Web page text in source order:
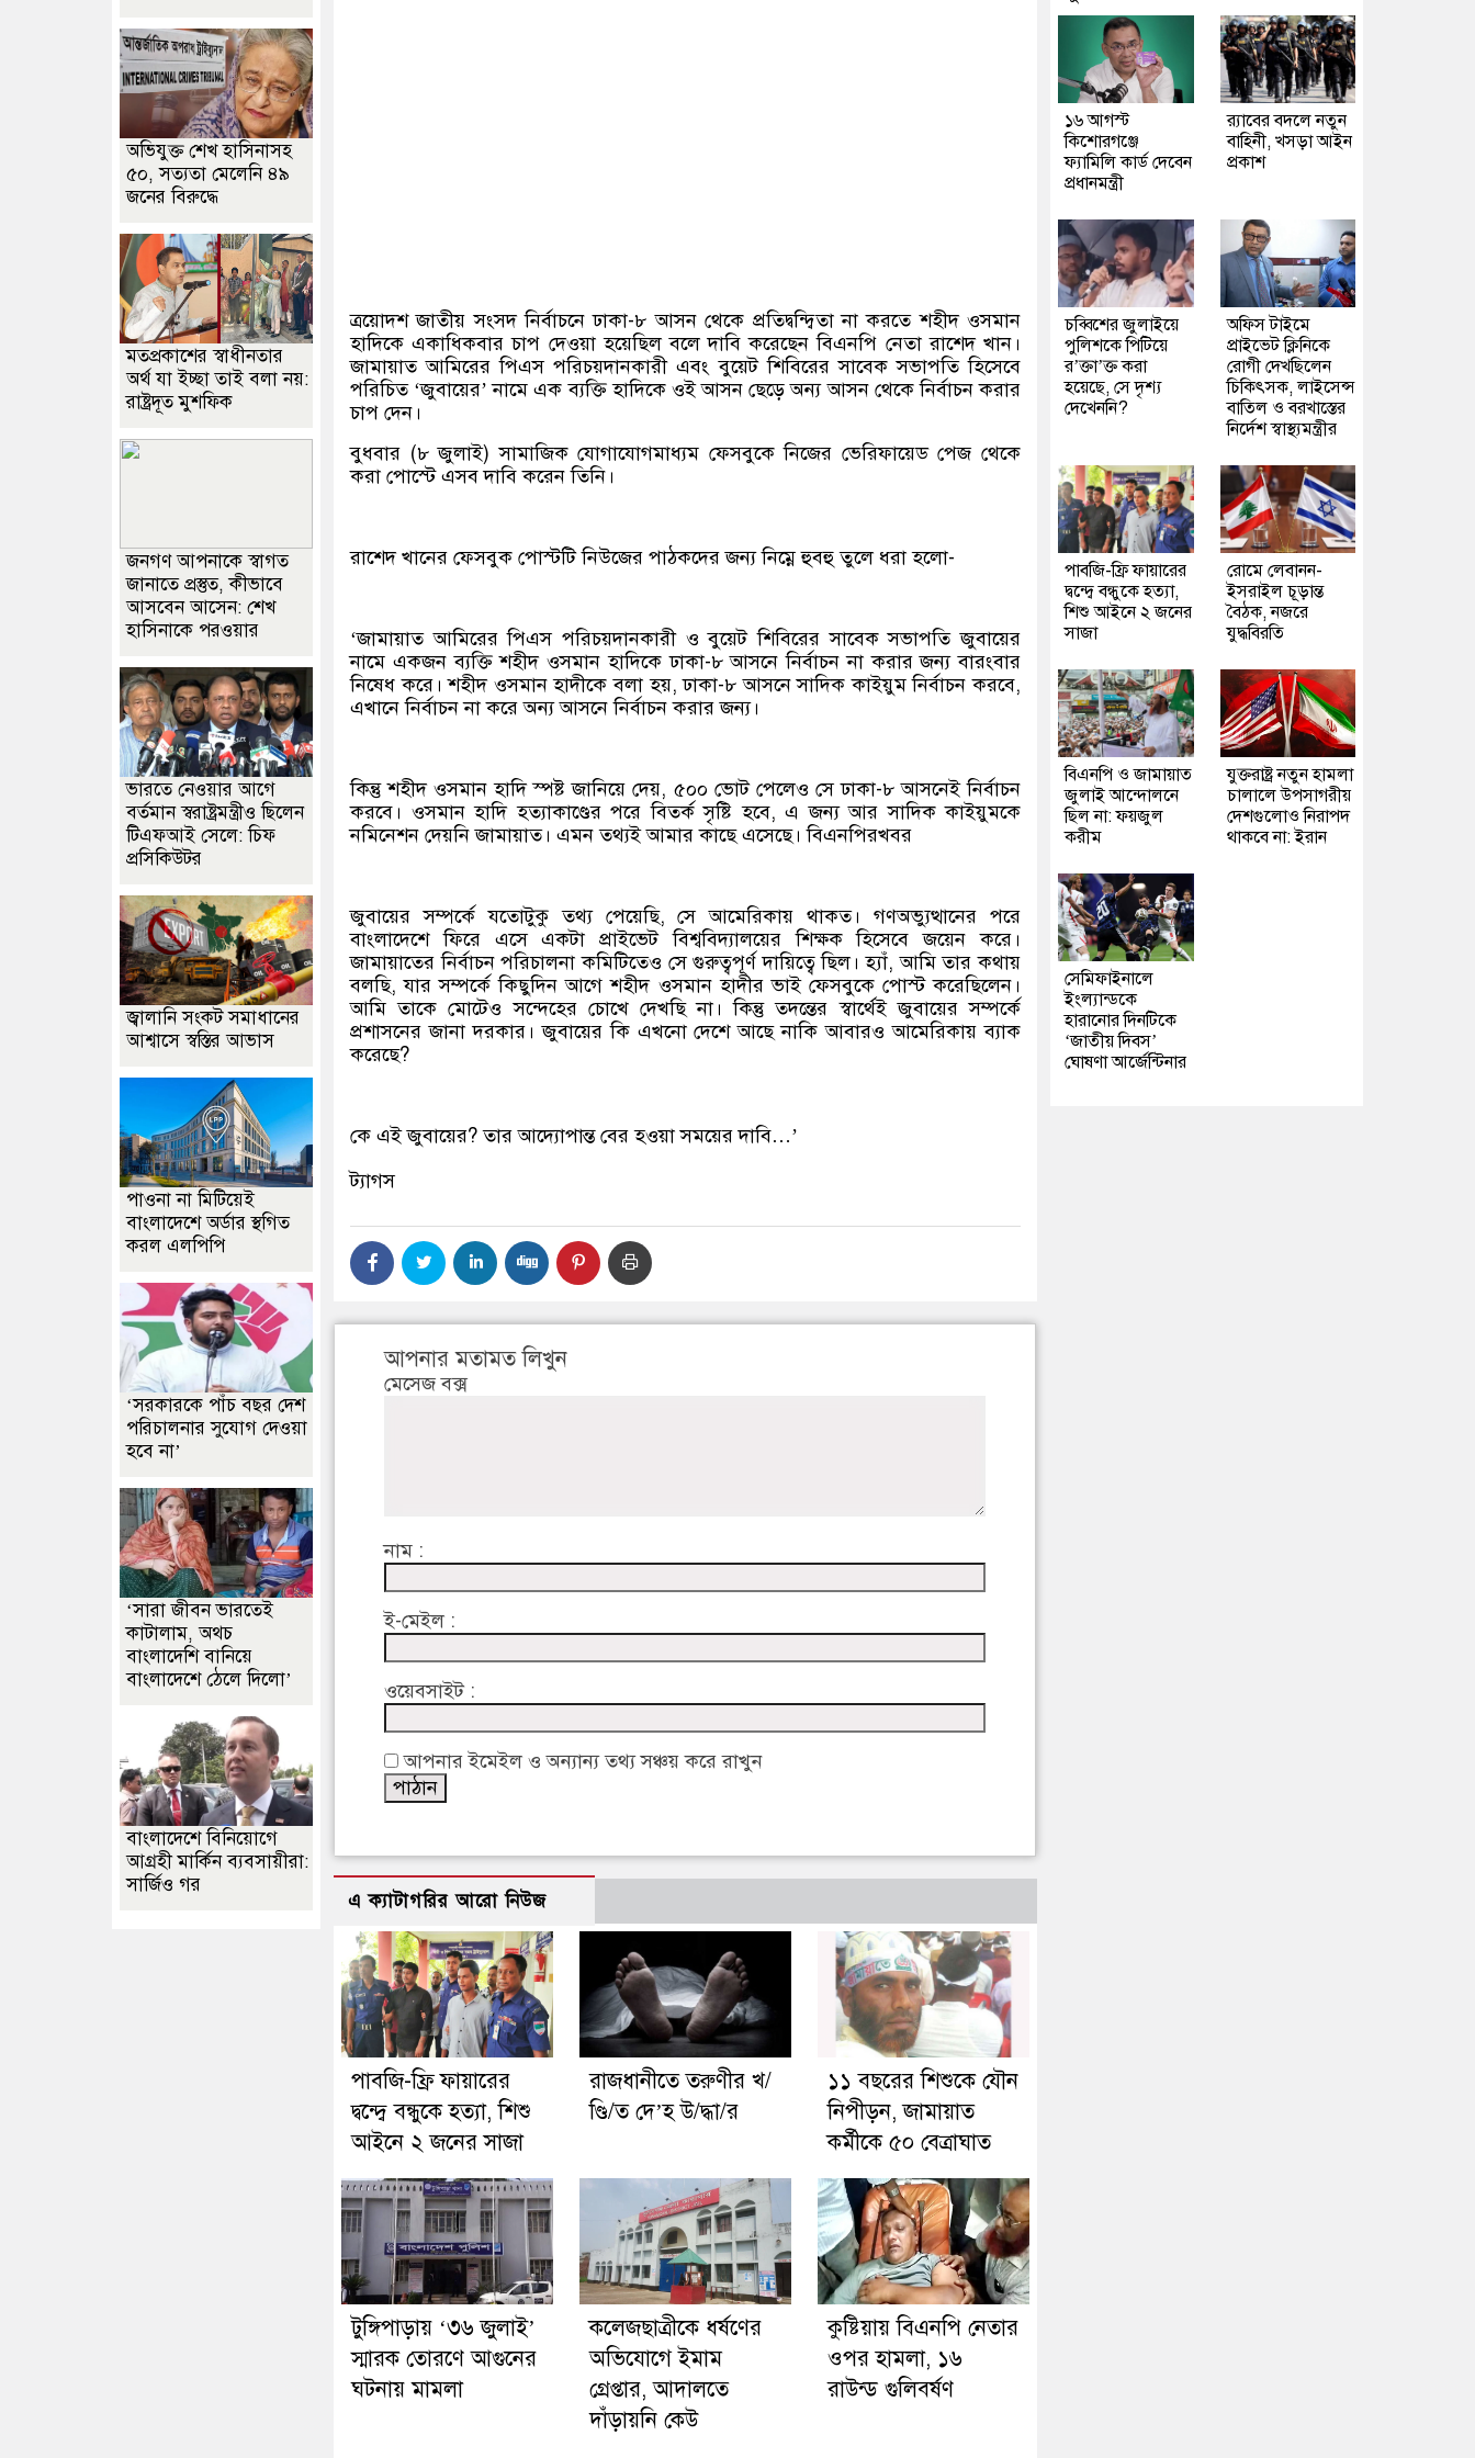
ত্রয়োদশ জাতীয় সংসদ নির্বাচনে ঢাকা-৮ আসন থেকে প্রতিদ্বন্দ্বিতা না করতে শহীদ ওসমান
হাদিকে একাধিকবার চাপ দেওয়া হয়েছিল বলে দাবি করেছেন বিএনপি নেতা রাশেদ খান।
জামায়াত আমিরের পিএস পরিচয়দানকারী এবং বুয়েট শিবিরের সাবেক সভাপতি হিসেবে
পরিচিত ‘জুবায়ের’ নামে এক ব্যক্তি হাদিকে ওই আসন ছেড়ে অন্য আসন থেকে নির্বাচন করার
চাপ দেন।
বুধবার (৮ জুলাই) সামাজিক যোগাযোগমাধ্যম ফেসবুকে নিজের ভেরিফায়েড পেজ থেকে
করা পোস্টে এসব দাবি করেন তিনি।
রাশেদ খানের ফেসবুক পোস্টটি নিউজের পাঠকদের জন্য নিম্নে হুবহু তুলে ধরা হলো-
‘জামায়াত আমিরের পিএস পরিচয়দানকারী ও বুয়েট শিবিরের সাবেক সভাপতি জুবায়ের
নামে একজন ব্যক্তি শহীদ ওসমান হাদিকে ঢাকা-৮ আসনে নির্বাচন না করার জন্য বারংবার
নিষেধ করে। শহীদ ওসমান হাদীকে বলা হয়, ঢাকা-৮ আসনে সাদিক কাইয়ুম নির্বাচন করবে,
এখানে নির্বাচন না করে অন্য আসনে নির্বাচন করার জন্য।
কিন্তু শহীদ ওসমান হাদি স্পষ্ট জানিয়ে দেয়, ৫০০ ভোট পেলেও সে ঢাকা-৮ আসনেই নির্বাচন
করবে। ওসমান হাদি হত্যাকাণ্ডের পরে বিতর্ক সৃষ্টি হবে, এ জন্য আর সাদিক কাইয়ুমকে
নমিনেশন দেয়নি জামায়াত। এমন তথ্যই আমার কাছে এসেছে। বিএনপিরখবর
জুবায়ের সম্পর্কে যতোটুকু তথ্য পেয়েছি, সে আমেরিকায় থাকত। গণঅভ্যুত্থানের পরে
বাংলাদেশে ফিরে এসে একটা প্রাইভেট বিশ্ববিদ্যালয়ের শিক্ষক হিসেবে জয়েন করে।
জামায়াতের নির্বাচন পরিচালনা কমিটিতেও সে গুরুত্বপূর্ণ দায়িত্বে ছিল। হ্যাঁ, আমি তার কথায়
বলছি, যার সম্পর্কে কিছুদিন আগে শহীদ ওসমান হাদীর ভাই ফেসবুকে পোস্ট করেছিলেন।
আমি তাকে মোটেও সন্দেহের চোখে দেখছি না। কিন্তু তদন্তের স্বার্থেই জুবায়ের সম্পর্কে
প্রশাসনের জানা দরকার। জুবায়ের কি এখনো দেশে আছে নাকি আবারও আমেরিকায় ব্যাক
করেছে?
কে এই জুবায়ের? তার আদ্যোপান্ত বের হওয়া সময়ের দাবি…’
ট্যাগস
আপনার মতামত লিখুন
মেসেজ বক্স
নাম :
ই-মেইল :
ওয়েবসাইট :
আপনার ইমেইল ও অন্যান্য তথ্য সঞ্চয় করে রাখুন
এ ক্যাটাগরির আরো নিউজ
পাবজি-ফ্রি ফায়ারের
দ্বন্দ্বে বন্ধুকে হত্যা, শিশু
আইনে ২ জনের সাজা
রাজধানীতে তরুণীর খ/
ণ্ডি/ত দে’হ উ/দ্ধা/র
১১ বছরের শিশুকে যৌন
নিপীড়ন, জামায়াত
কর্মীকে ৫০ বেত্রাঘাত
টুঙ্গিপাড়ায় ‘৩৬ জুলাই’
স্মারক তোরণে আগুনের
ঘটনায় মামলা
কলেজছাত্রীকে ধর্ষণের
অভিযোগে ইমাম
গ্রেপ্তার, আদালতে
দাঁড়ায়নি কেউ
কুষ্টিয়ায় বিএনপি নেতার
ওপর হামলা, ১৬
রাউন্ড গুলিবর্ষণ
অভিযুক্ত শেখ হাসিনাসহ
৫০, সত্যতা মেলেনি ৪৯
জনের বিরুদ্ধে
মতপ্রকাশের স্বাধীনতার
অর্থ যা ইচ্ছা তাই বলা নয়:
রাষ্ট্রদূত মুশফিক
জনগণ আপনাকে স্বাগত
জানাতে প্রস্তুত, কীভাবে
আসবেন আসেন: শেখ
হাসিনাকে পরওয়ার
ভারতে নেওয়ার আগে
বর্তমান স্বরাষ্ট্রমন্ত্রীও ছিলেন
টিএফআই সেলে: চিফ
প্রসিকিউটর
জ্বালানি সংকট সমাধানের
আশ্বাসে স্বস্তির আভাস
পাওনা না মিটিয়েই
বাংলাদেশে অর্ডার স্থগিত
করল এলপিপি
‘সরকারকে পাঁচ বছর দেশ
পরিচালনার সুযোগ দেওয়া
হবে না’
‘সারা জীবন ভারতেই
কাটালাম, অথচ
বাংলাদেশি বানিয়ে
বাংলাদেশে ঠেলে দিলো’
বাংলাদেশে বিনিয়োগে
আগ্রহী মার্কিন ব্যবসায়ীরা:
সার্জিও গর
১৬ আগস্ট
কিশোরগঞ্জে
ফ্যামিলি কার্ড দেবেন
প্রধানমন্ত্রী
র‍্যাবের বদলে নতুন
বাহিনী, খসড়া আইন
প্রকাশ
চব্বিশের জুলাইয়ে
পুলিশকে পিটিয়ে
র’ক্তা’ক্ত করা
হয়েছে, সে দৃশ্য
দেখেননি?
অফিস টাইমে
প্রাইভেট ক্লিনিকে
রোগী দেখছিলেন
চিকিৎসক, লাইসেন্স
বাতিল ও বরখাস্তের
নির্দেশ স্বাস্থ্যমন্ত্রীর
পাবজি-ফ্রি ফায়ারের
দ্বন্দ্বে বন্ধুকে হত্যা,
শিশু আইনে ২ জনের
সাজা
রোমে লেবানন-
ইসরাইল চূড়ান্ত
বৈঠক, নজরে
যুদ্ধবিরতি
বিএনপি ও জামায়াত
জুলাই আন্দোলনে
ছিল না: ফয়জুল
করীম
যুক্তরাষ্ট্র নতুন হামলা
চালালে উপসাগরীয়
দেশগুলোও নিরাপদ
থাকবে না: ইরান
সেমিফাইনালে
ইংল্যান্ডকে
হারানোর দিনটিকে
‘জাতীয় দিবস’
ঘোষণা আর্জেন্টিনার